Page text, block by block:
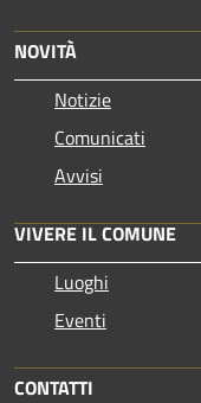
NOVITÀ
Notizie
Comunicati
Avvisi
VIVERE IL COMUNE
Luoghi
Eventi
CONTATTI